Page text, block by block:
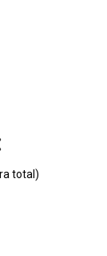
total)